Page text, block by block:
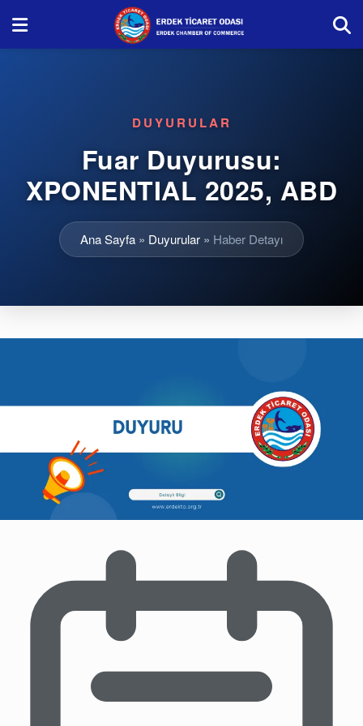
DUYURULAR
Fuar Duyurusu:
XPONENTIAL 2025, ABD
Ana Sayfa » Duyurular » Haber Detayı